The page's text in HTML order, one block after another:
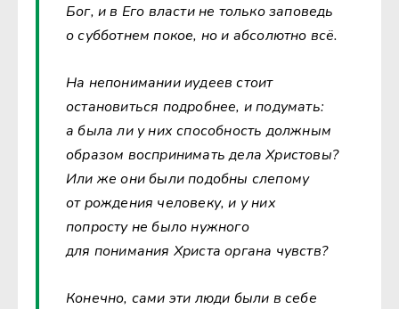
Бог, и в Его власти не только заповедь
о субботнем покое, но и абсолютно всё.
На непонимании иудеев стоит
остановиться подробнее, и подумать:
а была ли у них способность должным
образом воспринимать дела Христовы?
Или же они были подобны слепому
от рождения человеку, и у них
попросту не было нужного
для понимания Христа органа чувств?
Конечно, сами эти люди были в себе